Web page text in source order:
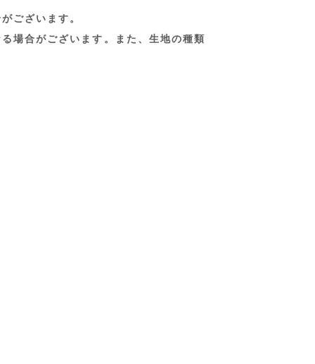
ございます。
場合がございます。また、生地の種類